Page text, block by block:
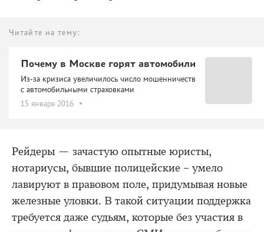
Читайте на тему:
Почему в Москве горят автомобили
Из-за кризиса увеличилось число мошенничеств
с автомобильными страховками
15 января 2016
Рейдеры — зачастую опытные юристы,
нотариусы, бывшие полицейские – умело
лавируют в правовом поле, придумывая новые
железные уловки. В такой ситуации поддержка
требуется даже судьям, которые без участия в